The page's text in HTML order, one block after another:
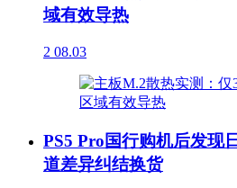
域有效导热
2 08.03
PS5 Pro国行购机后发现
道差异纠结换货